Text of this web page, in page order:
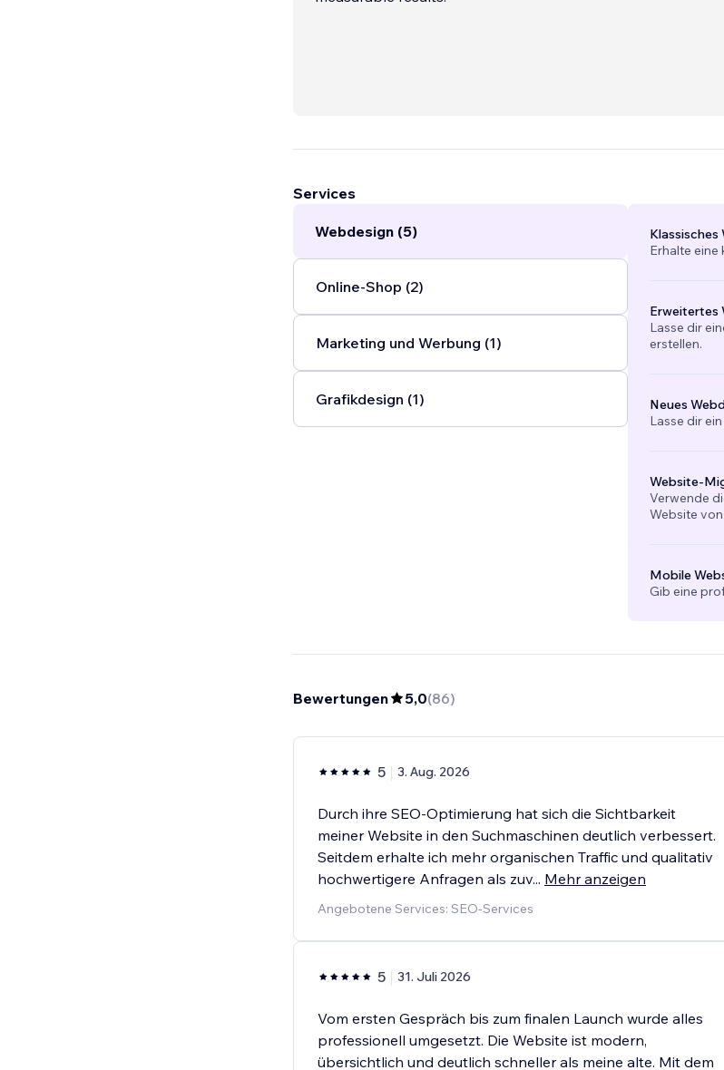
Services
Webdesign (5)
Online-Shop (2)
Marketing und Werbung (1)
Grafikdesign (1)
Klassisches
Erhalte eine
Erweitertes
Lasse dir
erstellen.
Neues
Lasse dir
Website-
Verwende
Website von
Mobile
Gib eine
Bewertungen 5,0(86)
5 3. Aug. 2026
Durch ihre SEO-Optimierung hat sich die Sichtbarkeit
meiner Website in den Suchmaschinen deutlich verbessert.
Seitdem erhalte ich mehr organischen Traffic und qualitativ
hochwertigere Anfragen als zuv... Mehr anzeigen
Angebotene Services: SEO-Services
5 31. Juli 2026
Vom ersten Gespräch bis zum finalen Launch wurde alles
professionell umgesetzt. Die Website ist modern,
übersichtlich und deutlich schneller als meine alte. Mit dem